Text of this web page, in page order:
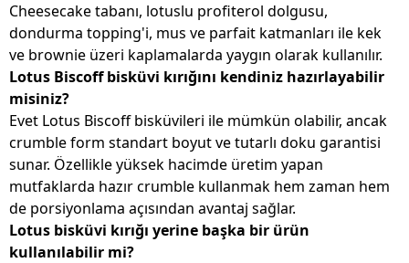
Cheesecake tabanı, lotuslu profiterol dolgusu,
dondurma topping'i, mus ve parfait katmanları ile kek
ve brownie üzeri kaplamalarda yaygın olarak kullanılır.
Lotus Biscoff bisküvi kırığını kendiniz hazırlayabilir
misiniz?
Evet Lotus Biscoff bisküvileri ile mümkün olabilir, ancak
crumble form standart boyut ve tutarlı doku garantisi
sunar. Özellikle yüksek hacimde üretim yapan
mutfaklarda hazır crumble kullanmak hem zaman hem
de porsiyonlama açısından avantaj sağlar.
Lotus bisküvi kırığı yerine başka bir ürün
kullanılabilir mi?